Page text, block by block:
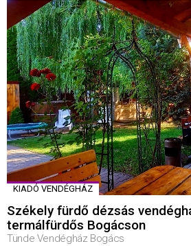
KIADÓ VENDÉGHÁZ
Székely fürdő dézsás
termálfürdős Bogácson
Tünde Vendégház Bogács